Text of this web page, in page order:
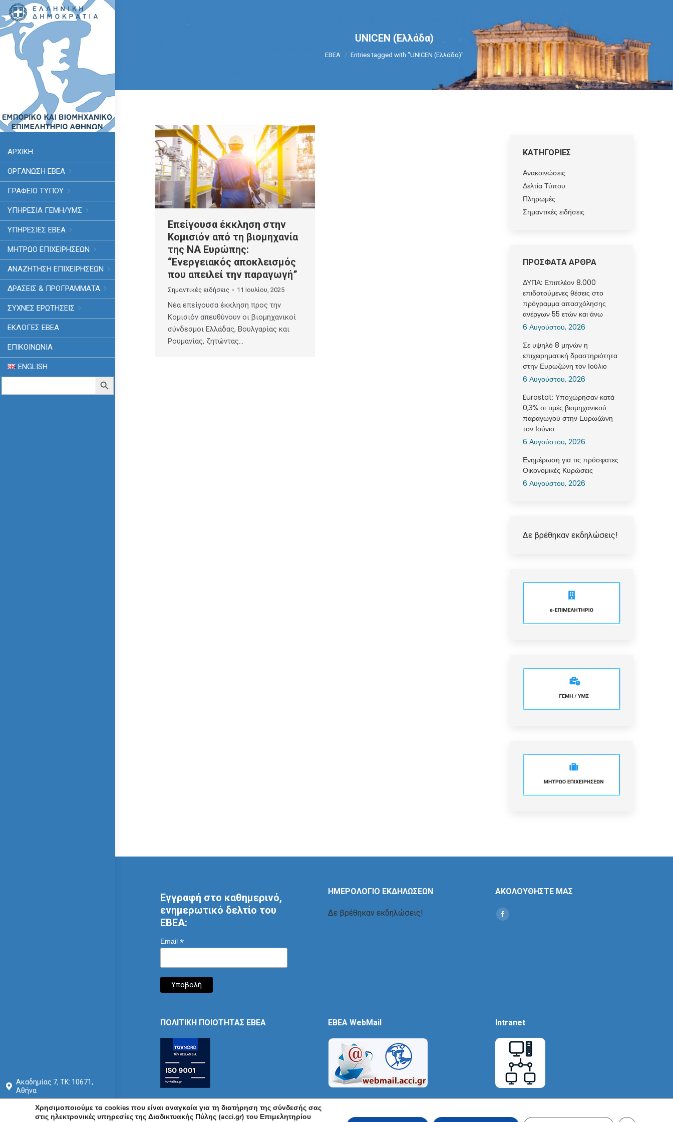
ΑΡΧΙΚΗ
ΟΡΓΑΝΩΣΗ ΕΒΕΑ
ΓΡΑΦΕΙΟ ΤΥΠΟΥ
ΥΠΗΡΕΣΊΑ ΓΕΜΗ/ΥΜΣ
ΥΠΗΡΕΣΙΕΣ ΕΒΕΑ
ΜΗΤΡΩΟ ΕΠΙΧΕΙΡΗΣΕΩΝ
ΑΝΑΖΗΤΗΣΗ ΕΠΙΧΕΙΡΗΣΕΩΝ
ΔΡΑΣΕΙΣ & ΠΡΟΓΡΑΜΜΑΤΑ
ΣΥΧΝΕΣ ΕΡΩΤΗΣΕΙΣ
ΕΚΛΟΓΈΣ ΕΒΕΑ
ΕΠΙΚΟΙΝΩΝΙΑ
ENGLISH
Search
Search Button
Ακαδημίας 7, ΤΚ: 10671,
Αθήνα
+30 210 3604815
UNICEN (Ελλάδα)
You are here:
ΕΒΕΑ Entries tagged with "UNICEN (Ελλάδα)"
Επείγουσα έκκληση στην
Κομισιόν από τη βιομηχανία
της ΝΑ Ευρώπης:
“Ενεργειακός αποκλεισμός
που απειλεί την παραγωγή”
Σημαντικές ειδήσεις 11 Ιουλίου, 2025
Νέα επείγουσα έκκληση προς την
Κομισιόν απευθύνουν οι βιομηχανικοί
σύνδεσμοι Ελλάδας, Βουλγαρίας και
Ρουμανίας, ζητώντας…
ΚΑΤΗΓΟΡΙΕΣ
Ανακοινώσεις
Δελτία Τύπου
Πληρωμές
Σημαντικές ειδήσεις
ΠΡΟΣΦΑΤΑ ΑΡΘΡΑ
ΔΥΠΑ: Επιπλέον 8.000
επιδοτούμενες θέσεις στο
πρόγραμμα απασχόλησης
ανέργων 55 ετών και άνω
6 Αυγούστου, 2026
Σε υψηλό 8 μηνών η
επιχειρηματική δραστηριότητα
στην Ευρωζώνη τον Ιούλιο
6 Αυγούστου, 2026
Eurostat: Υποχώρησαν κατά
0,3% οι τιμές βιομηχανικού
παραγωγού στην Ευρωζώνη
τον Ιούνιο
6 Αυγούστου, 2026
Ενημέρωση για τις πρόσφατες
Οικονομικές Κυρώσεις
6 Αυγούστου, 2026
Δε βρέθηκαν εκδηλώσεις!
Εγγραφή στο καθημερινό,
ενημερωτικό δελτίο του
ΕΒΕΑ:
Email *
ΗΜΕΡΟΛΟΓΙΟ ΕΚΔΗΛΩΣΕΩΝ
Δε βρέθηκαν εκδηλώσεις!
ΑΚΟΛΟΥΘΗΣΤΕ ΜΑΣ
Find us on:
Social
ΠΟΛΙΤΙΚΗ ΠΟΙΟΤΗΤΑΣ ΕΒΕΑ EBEA WebMail Intranet
Χρησιμοποιούμε τα cookies που είναι αναγκαία για τη διατήρηση της σύνδεσής σας
στις ηλεκτρονικές υπηρεσίες της Διαδικτυακής Πύλης (acci.gr) του Επιμελητηρίου